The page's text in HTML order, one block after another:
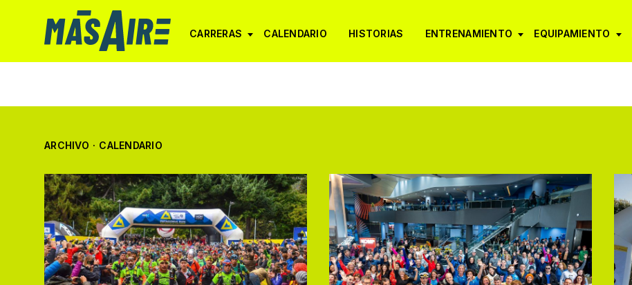
CARRERAS CALENDARIO HISTORIAS ENTRENAMIENTO EQUIPAMIENTO
ARCHIVO · CALENDARIO